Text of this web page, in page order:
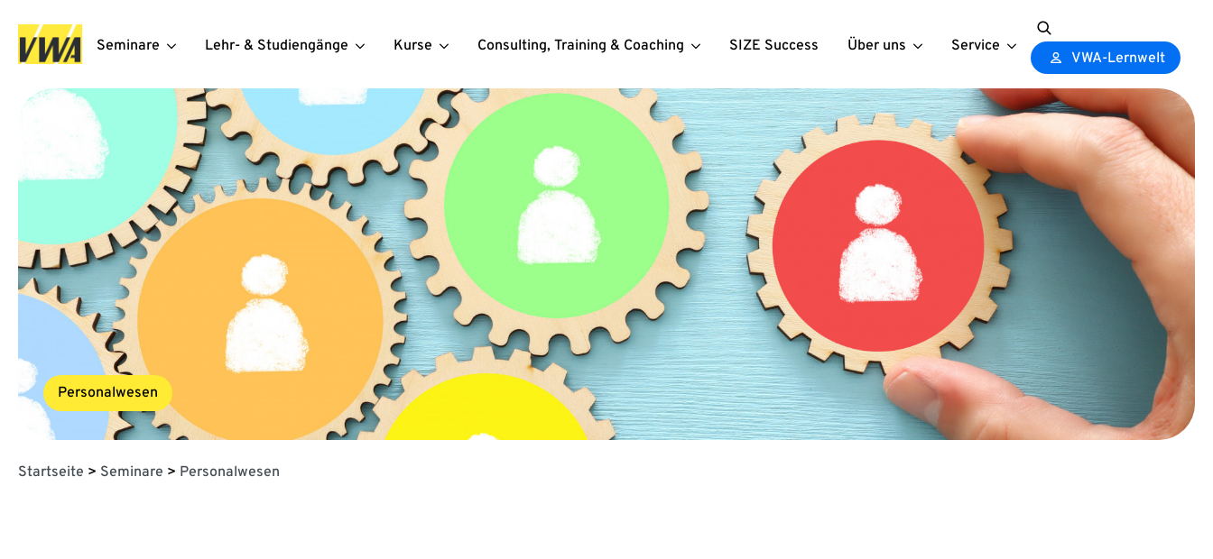
Seminare Lehr- & Studiengänge Kurse Consulting, Training & Coaching SIZE Success Über uns Service
Search
for:
VWA-Lernwelt
Personalwesen
Startseite > Seminare > Personalwesen